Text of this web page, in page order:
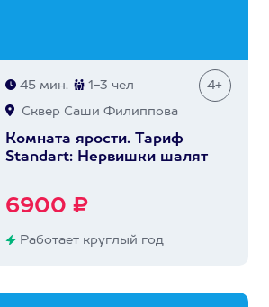
45 мин. 1-3 чел 4+
Сквер Саши Филиппова
Комната ярости. Тариф
Standart: Нервишки шалят
6900 ₽
Работает круглый год